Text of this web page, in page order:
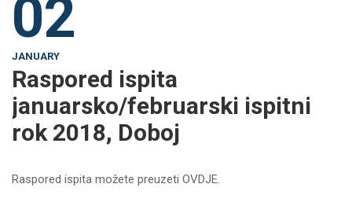
02
JANUARY
Raspored ispita
januarsko/februarski ispitni
rok 2018, Doboj
Raspored ispita možete preuzeti OVDJE.